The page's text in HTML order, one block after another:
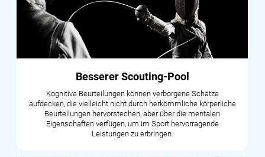
Besserer Scouting-Pool
Kognitive Beurteilungen können verborgene Schätze
aufdecken, die vielleicht nicht durch herkömmliche körperliche
Beurteilungen hervorstechen, aber über die mentalen
Eigenschaften verfügen, um im Sport hervorragende
Leistungen zu erbringen.